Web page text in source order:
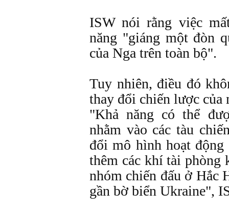
ISW nói rằng việc
năng "giáng một đòn
của Nga trên toàn bộ".
Tuy nhiên, điều đó
thay đổi chiến lược của
"Khả năng có thể
nhằm vào các tàu
đổi mô hình hoạt
thêm các khí tài phòng
nhóm chiến đấu ở Hắc
gần bờ biển Ukraine",